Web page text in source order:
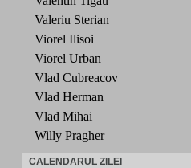
Valeriu Sterian
Viorel Ilisoi
Viorel Urban
Vlad Cubreacov
Vlad Herman
Vlad Mihai
Willy Pragher
CALENDARUL ZILEI